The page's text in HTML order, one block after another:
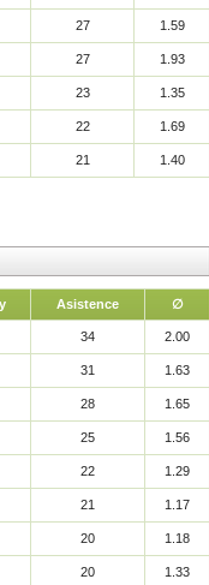
27 1.59
27 1.93
23 1.35
22 1.69
21 1.40
Asistence ∅
34 2.00
31 1.63
28 1.65
25 1.56
22 1.29
21 1.17
20 1.18
20 1.33